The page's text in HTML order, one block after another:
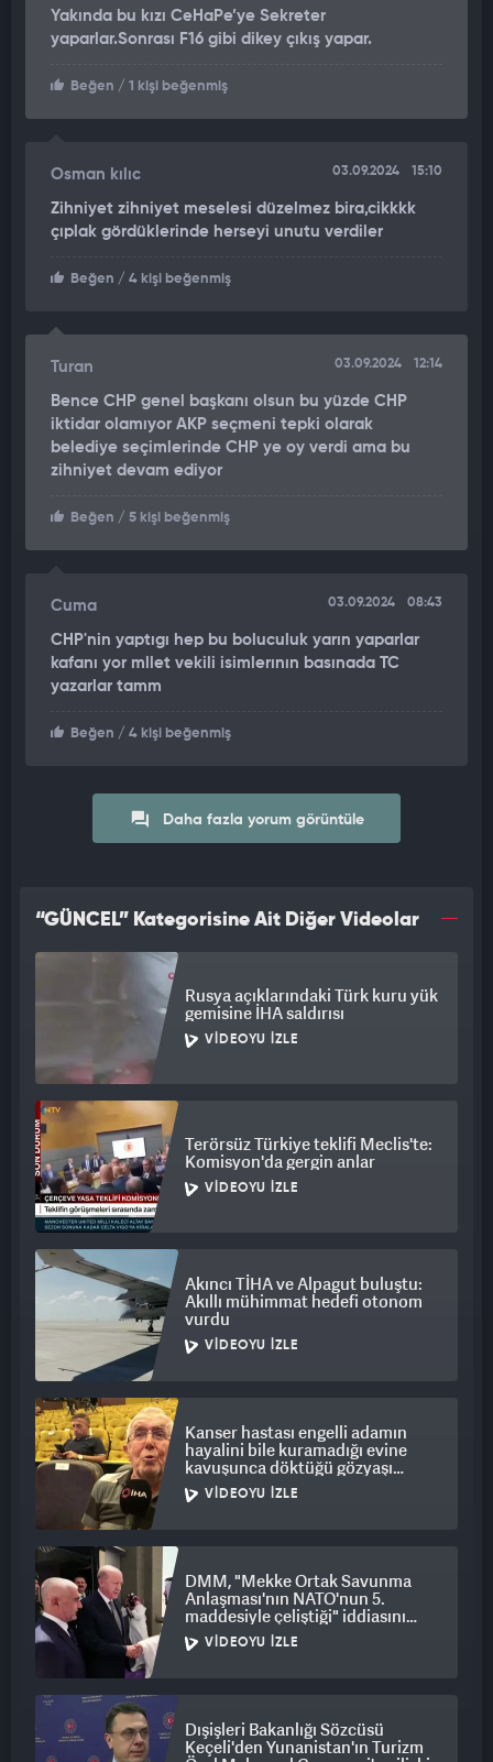
Bence milletvekili yapın Dilruba'yı. Bir yanında Kılıçdaroğlu,
ortada Dilruba, diğer yanında Özgür Özel otursun. Şanlı direniş
yazalım altına."
Yakında bu kızı CeHaPe’ye Sekreter
yaparlar.Sonrası F16 gibi dikey çıkış yapar.
Beğen / 1 kişi beğenmiş
Osman kılıc 03.09.2024 15:10
Zihniyet zihniyet meselesi düzelmez bira,cikkkk
çıplak gördüklerinde herseyi unutu verdiler
Beğen / 4 kişi beğenmiş
Turan 03.09.2024 12:14
Bence CHP genel başkanı olsun bu yüzde CHP
iktidar olamıyor AKP seçmeni tepki olarak
belediye seçimlerinde CHP ye oy verdi ama bu
zihniyet devam ediyor
Beğen / 5 kişi beğenmiş
Cuma 03.09.2024 08:43
CHP'nin yaptıgı hep bu boluculuk yarın yaparlar
kafanı yor mllet vekili isimlerının basınada TC
yazarlar tamm
Beğen / 4 kişi beğenmiş
Daha fazla yorum görüntüle
“GÜNCEL” Kategorisine Ait Diğer Videolar
Rusya açıklarındaki Türk kuru yük
gemisine İHA saldırısı
VIDEOYU İZLE
Terörsüz Türkiye teklifi Meclis'te:
Komisyon'da gergin anlar
VIDEOYU İZLE
Akıncı TİHA ve Alpagut buluştu:
Akıllı mühimmat hedefi otonom
vurdu
VIDEOYU İZLE
Kanser hastası engelli adamın
hayalini bile kuramadığı evine
kavuşunca döktüğü gözyaşı
duygulandırdı
VIDEOYU İZLE
DMM, "Mekke Ortak Savunma
Anlaşması'nın NATO'nun 5.
maddesiyle çeliştiği" iddiasını
yalanladı
VIDEOYU İZLE
Dışişleri Bakanlığı Sözcüsü
Keçeli'den Yunanistan'ın Turizm